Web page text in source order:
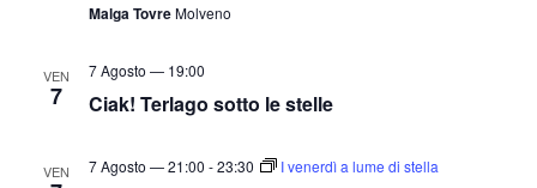
Malga TovreMolveno
VEN
7 Ciak! Terlago sotto le stelle
7 Agosto — 19:00
VEN 7 Agosto — 21:00 -23:30 I venerdì a lume di stella